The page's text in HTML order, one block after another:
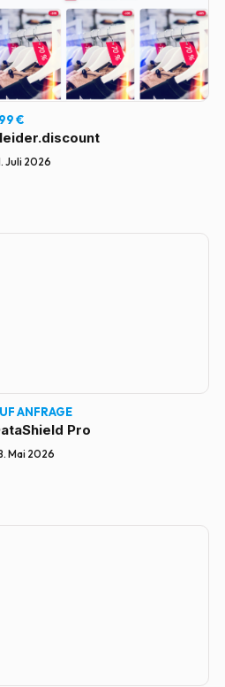
€
Juli 2026
ANFRAGE
Pro
Mai 2026